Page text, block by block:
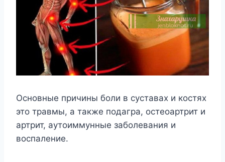
Основные причины боли в суставах и костях
это травмы, а также подагра, остеоартрит и
артрит, аутоиммунные заболевания и
воспаление.